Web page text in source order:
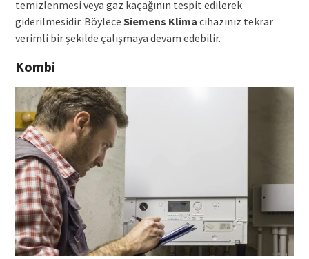
temizlenmesi veya gaz kaçağının tespit edilerek
giderilmesidir. Böylece Siemens Klima cihazınız tekrar
verimli bir şekilde çalışmaya devam edebilir.
Kombi